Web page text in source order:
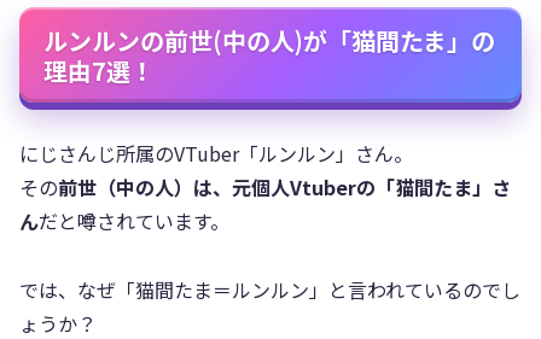
ルンルンの前世(中の人)が「猫間たま」の
理由7選！
にじさんじ所属のVTuber「ルンルン」さん。
その前世（中の人）は、元個人Vtuberの「猫間たま」さ
んだと噂されています。
では、なぜ「猫間たま＝ルンルン」と言われているのでし
ょうか？